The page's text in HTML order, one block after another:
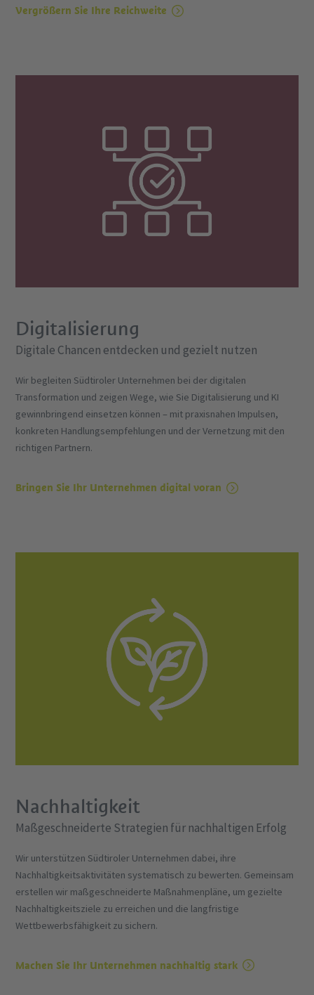
Vergrößern Sie Ihre Reichweite
Digitalisierung
Digitale Chancen entdecken und gezielt nutzen
Wir begleiten Südtiroler Unternehmen bei der digitalen
Transformation und zeigen Wege, wie Sie Digitalisierung und KI
gewinnbringend einsetzen können – mit praxisnahen Impulsen,
konkreten Handlungsempfehlungen und der Vernetzung mit den
richtigen Partnern.
Bringen Sie Ihr Unternehmen digital voran
Nachhaltigkeit
Maßgeschneiderte Strategien für nachhaltigen Erfolg
Wir unterstützen Südtiroler Unternehmen dabei, ihre
Nachhaltigkeitsaktivitäten systematisch zu bewerten. Gemeinsam
erstellen wir maßgeschneiderte Maßnahmenpläne, um gezielte
Nachhaltigkeitsziele zu erreichen und die langfristige
Wettbewerbsfähigkeit zu sichern.
Machen Sie Ihr Unternehmen nachhaltig stark